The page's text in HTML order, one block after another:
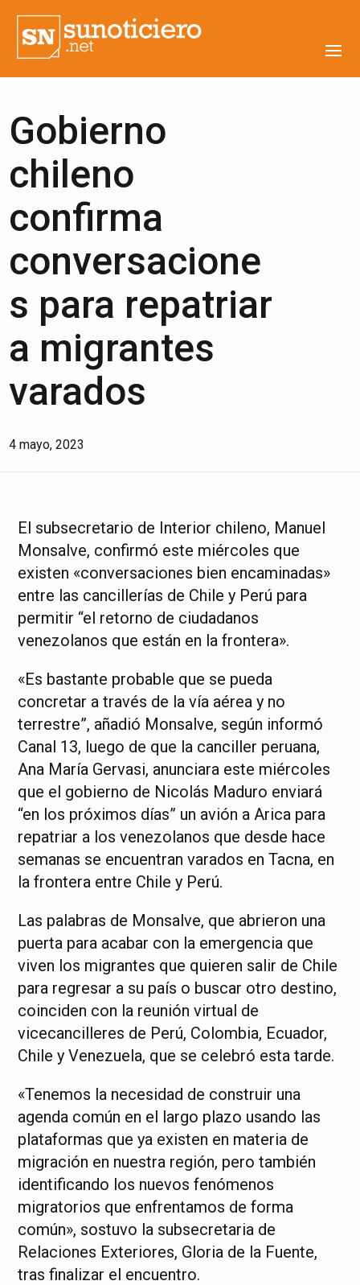
Gobierno
chileno
confirma
conversacione
s para repatriar
a migrantes
varados
4 mayo, 2023
El subsecretario de Interior chileno, Manuel
Monsalve, confirmó este miércoles que
existen «conversaciones bien encaminadas»
entre las cancillerías de Chile y Perú para
permitir “el retorno de ciudadanos
venezolanos que están en la frontera».
«Es bastante probable que se pueda
concretar a través de la vía aérea y no
terrestre”, añadió Monsalve, según informó
Canal 13, luego de que la canciller peruana,
Ana María Gervasi, anunciara este miércoles
que el gobierno de Nicolás Maduro enviará
“en los próximos días” un avión a Arica para
repatriar a los venezolanos que desde hace
semanas se encuentran varados en Tacna, en
la frontera entre Chile y Perú.
Las palabras de Monsalve, que abrieron una
puerta para acabar con la emergencia que
viven los migrantes que quieren salir de Chile
para regresar a su país o buscar otro destino,
coinciden con la reunión virtual de
vicecancilleres de Perú, Colombia, Ecuador,
Chile y Venezuela, que se celebró esta tarde.
«Tenemos la necesidad de construir una
agenda común en el largo plazo usando las
plataformas que ya existen en materia de
migración en nuestra región, pero también
identificando los nuevos fenómenos
migratorios que enfrentamos de forma
común», sostuvo la subsecretaria de
Relaciones Exteriores, Gloria de la Fuente,
tras finalizar el encuentro.